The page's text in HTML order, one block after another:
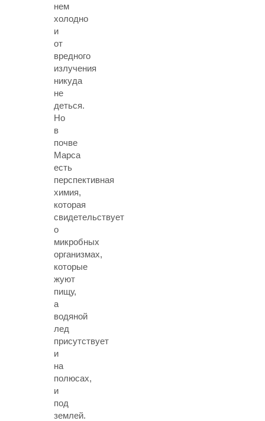
нем
холодно
и
от
вредного
излучения
никуда
не
деться.
Но
в
почве
Марса
есть
перспективная
химия,
которая
свидетельствует
о
микробных
организмах,
которые
жуют
пищу,
а
водяной
лед
присутствует
и
на
полюсах,
и
под
землей.